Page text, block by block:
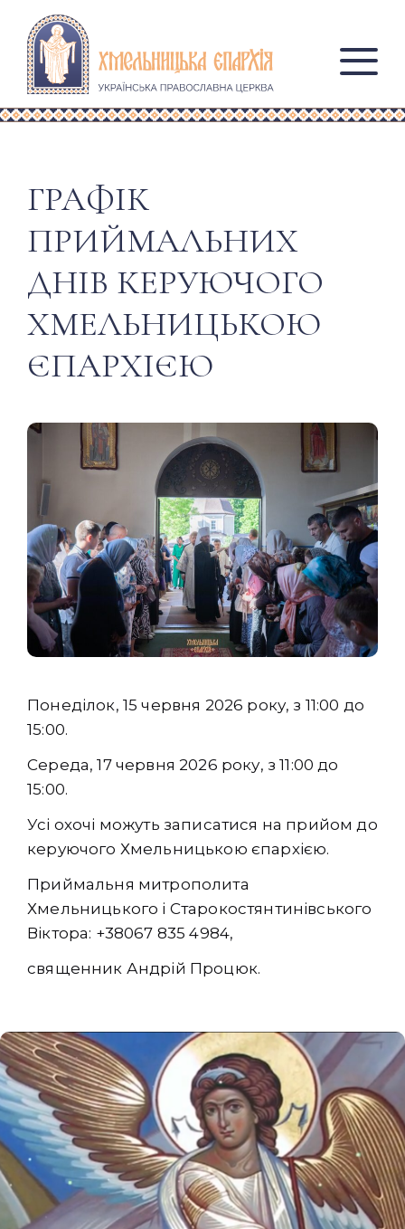
ГРАФІК
ПРИЙМАЛЬНИХ
ДНІВ КЕРУЮЧОГО
ХМЕЛЬНИЦЬКОЮ
ЄПАРХІЄЮ
Понеділок, 15 червня 2026 року, з 11:00 до
15:00.
Середа, 17 червня 2026 року, з 11:00 до
15:00.
Усі охочі можуть записатися на прийом до
керуючого Хмельницькою єпархією.
Приймальня митрополита
Хмельницького і Старокостянтинівського
Віктора: +38067 835 4984,
священник Андрій Процюк.